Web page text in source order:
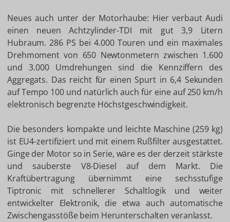
Neues auch unter der Motorhaube: Hier verbaut Audi
einen neuen Achtzylinder-TDI mit gut 3,9 Litern
Hubraum. 286 PS bei 4.000 Touren und ein maximales
Drehmoment von 650 Newtonmetern zwischen 1.600
und 3.000 Umdrehungen sind die Kennziffern des
Aggregats. Das reicht für einen Spurt in 6,4 Sekunden
auf Tempo 100 und natürlich auch für eine auf 250 km/h
elektronisch begrenzte Höchstgeschwindigkeit.
Die besonders kompakte und leichte Maschine (259 kg)
ist EU4-zertifiziert und mit einem Rußfilter ausgestattet.
Ginge der Motor so in Serie, wäre es der derzeit stärkste
und sauberste V8-Diesel auf dem Markt. Die
Kraftübertragung übernimmt eine sechsstufige
Tiptronic mit schnellerer Schaltlogik und weiter
entwickelter Elektronik, die etwa auch automatische
Zwischengasstöße beim Herunterschalten veranlasst.